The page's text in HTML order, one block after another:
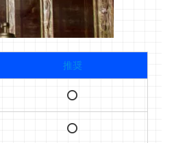
推奨
⭕️
⭕️